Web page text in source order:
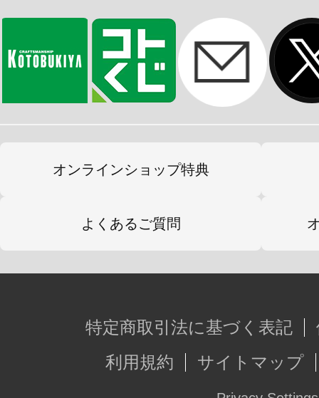
面もクリア仕様のため連結時に下の
■メーカー：セミー工業
■間口内寸：幅66.5×高さ62.5×奥行
■棚取付時 間口内寸(1段)：幅66.5×高
■インナーパネル（中板）：幅65×奥
■アクリル棚・アクリルパネル厚み
■アルミシャフト：10mm角
オンラインショップ特典
よくあるご質問
特定商取引法に基づく表記
利用規約
サイトマップ